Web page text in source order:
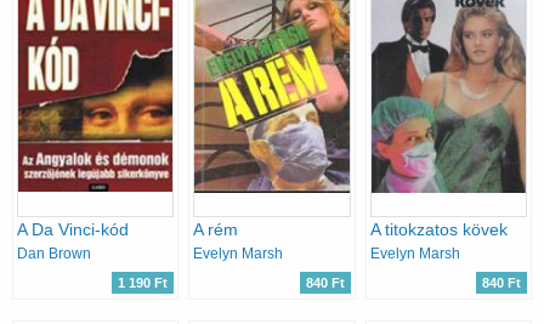
A Da Vinci-kód
Dan Brown
1 190 Ft
A rém
Evelyn Marsh
840 Ft
A titokzatos kövek
Evelyn Marsh
840 Ft